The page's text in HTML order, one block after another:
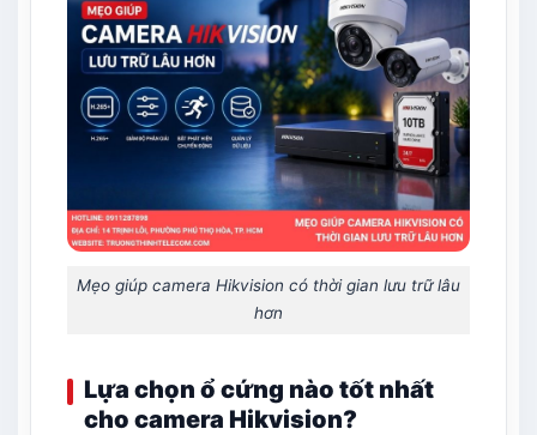
Mẹo giúp camera Hikvision có thời gian lưu trữ lâu
hơn
Lựa chọn ổ cứng nào tốt nhất
cho camera Hikvision?